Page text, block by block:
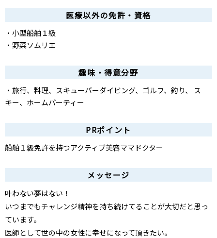
医療以外の免許・資格
・小型船舶１級
・野菜ソムリエ
趣味・得意分野
・旅行、料理、スキューバーダイビング、ゴルフ、釣り、 ス
キー、ホームパーティー
PRポイント
船舶１級免許を持つアクティブ美容ママドクター
メッセージ
叶わない夢はない！
いつまでもチャレンジ精神を持ち続けてることが大切だと思っ
ています。
医師として世の中の女性に幸せになって頂きたい。